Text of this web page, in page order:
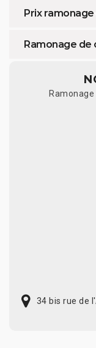
Prix
Ramonage de
34 bis rue de